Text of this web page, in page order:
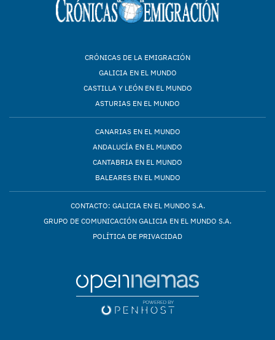
CRÓNICAS DE LA EMIGRACIÓN
GALICIA EN EL MUNDO
CASTILLA Y LEÓN EN EL MUNDO
ASTURIAS EN EL MUNDO
CANARIAS EN EL MUNDO
ANDALUCÍA EN EL MUNDO
CANTABRIA EN EL MUNDO
BALEARES EN EL MUNDO
CONTACTO: GALICIA EN EL MUNDO S.A.
GRUPO DE COMUNICACIÓN GALICIA EN EL MUNDO S.A.
POLÍTICA DE PRIVACIDAD